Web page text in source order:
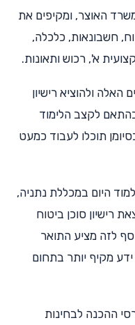
האוצר, ומקיפים את
חשבונאות, כלכלה,
א', רכוש ותאונות.
ולהוציא רישיון
בהתאם לקצב הלימוד
תוכלו לעבוד כמעט
היום במכללת נתניה,
רישיון סוכן ביטוח
לזה מציע התואר
מקיף יותר בתחום
ההכנה לבחינות